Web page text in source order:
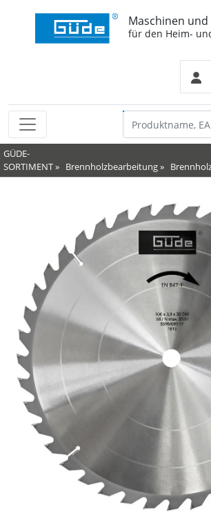
Maschinen und
für den Heim-
GÜDE-
SORTIMENT» Brennholzbearbeitung»